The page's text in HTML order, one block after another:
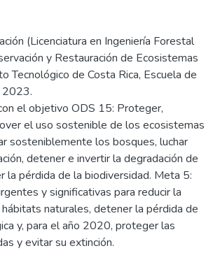
(Licenciatura en Ingeniería Forestal
y Restauración de Ecosistemas
Tecnológico de Costa Rica, Escuela de
2023.
el objetivo ODS 15: Proteger,
el uso sostenible de los ecosistemas
sosteniblemente los bosques, luchar
detener e invertir la degradación de
la pérdida de la biodiversidad. Meta 5:
y significativas para reducir la
naturales, detener la pérdida de
y, para el año 2020, proteger las
y evitar su extinción.